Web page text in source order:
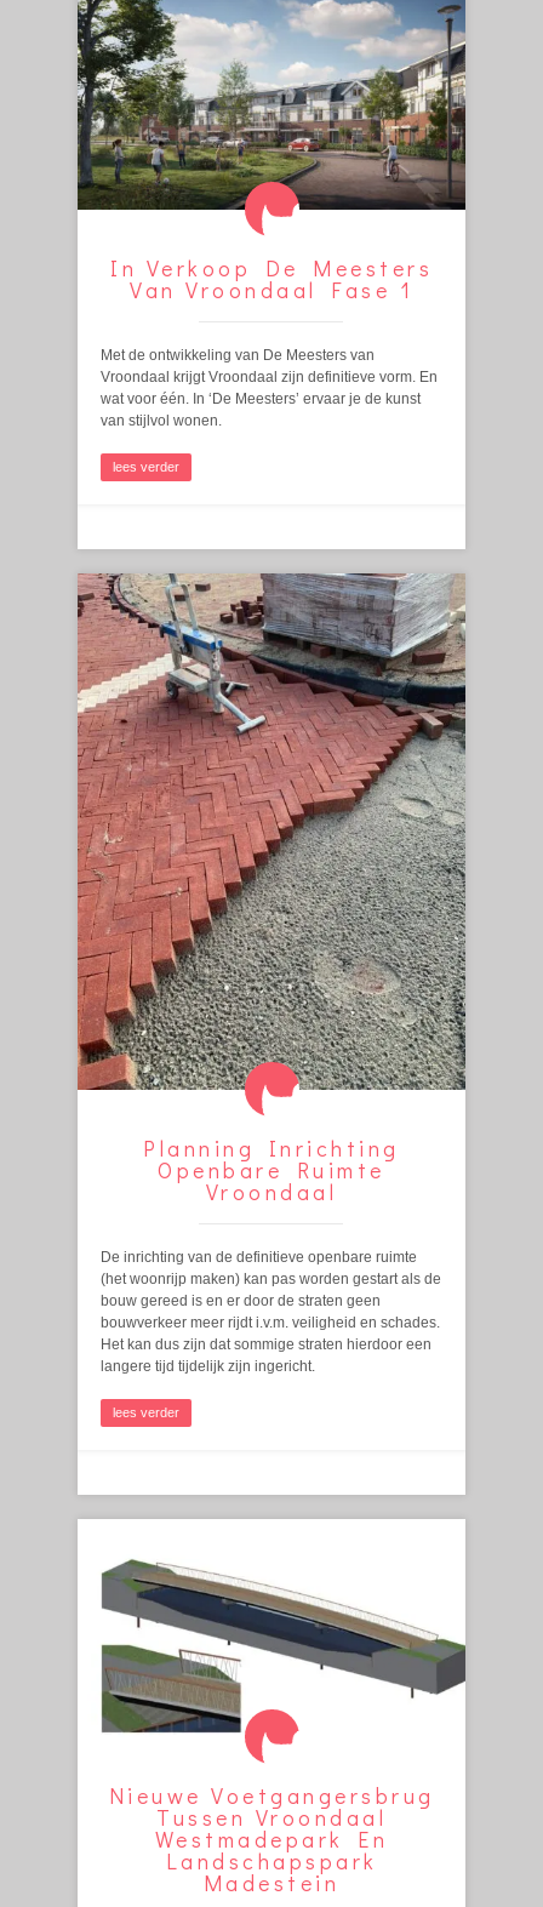
In Verkoop De Meesters
Van Vroondaal Fase 1
Met de ontwikkeling van De Meesters van
Vroondaal krijgt Vroondaal zijn definitieve vorm. En
wat voor één. In ‘De Meesters’ ervaar je de kunst
van stijlvol wonen.
lees verder
Planning Inrichting
Openbare Ruimte
Vroondaal
De inrichting van de definitieve openbare ruimte
(het woonrijp maken) kan pas worden gestart als de
bouw gereed is en er door de straten geen
bouwverkeer meer rijdt i.v.m. veiligheid en schades.
Het kan dus zijn dat sommige straten hierdoor een
langere tijd tijdelijk zijn ingericht.
lees verder
Nieuwe Voetgangersbrug
Tussen Vroondaal
Westmadepark En
Landschapspark
Madestein